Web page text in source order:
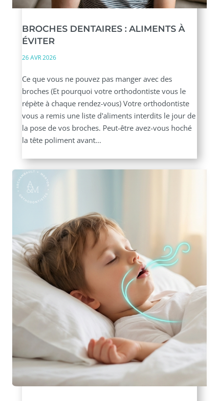
BROCHES DENTAIRES : ALIMENTS À
ÉVITER
26 AVR 2026
Ce que vous ne pouvez pas manger avec des
broches (Et pourquoi votre orthodontiste vous le
répète à chaque rendez-vous) Votre orthodontiste
vous a remis une liste d'aliments interdits le jour de
la pose de vos broches. Peut-être avez-vous hoché
la tête poliment avant...